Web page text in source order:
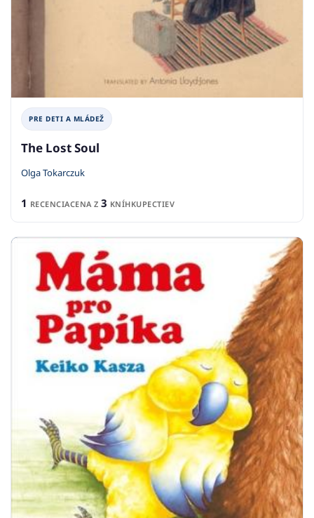
PRE DETI A MLÁDEŽ
The Lost Soul
Olga Tokarczuk
1 RECENCIACENA Z 3 KNÍHKUPECTIEV